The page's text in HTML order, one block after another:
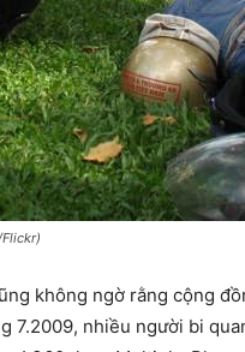
không ngờ rằng cộng
7.2009, nhiều người bi